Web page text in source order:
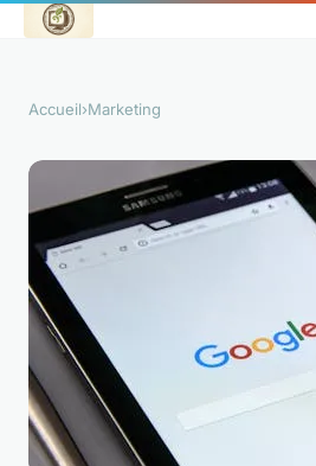
Accueil›Marketing